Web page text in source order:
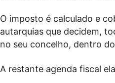
O imposto é calculado e
autarquias que decidem,
no seu concelho, dentro
A restante agenda fiscal